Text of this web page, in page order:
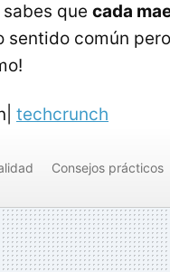
que cada
sentido común
techcrunch
Consejos prácticos